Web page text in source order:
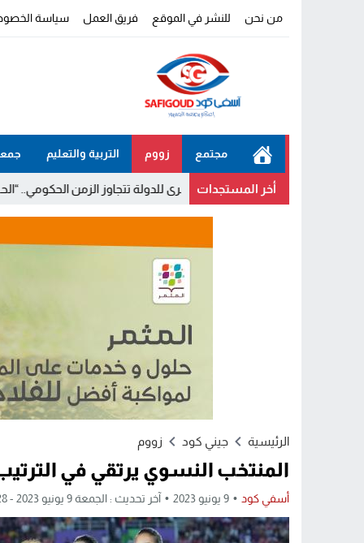
من نحن للنشر في الموقع فريق العمل سياسة
مجتمع زووم التربية والتعليم
أخر المستجدات
أن المشاريع الكبرى للدولة تتجاوز الزمن الحكومي.. “الحركة الشعبية”
الرئيسية جيني كود زووم
المنتخب النسوي يرتقي في
أسفي كود 9 يونيو 2023 آخر تحديث : الجمعة 9 يونيو 2023 - 2:28 مساءً